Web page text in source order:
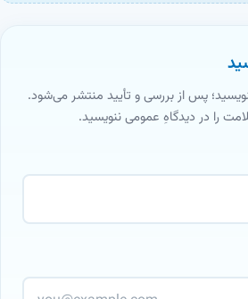
پس از بررسی و تأیید منتشر می‌شود.
را در دیدگاهِ عمومی ننویسید.